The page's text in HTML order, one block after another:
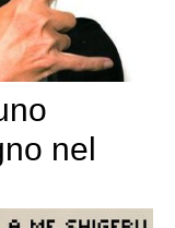
nel